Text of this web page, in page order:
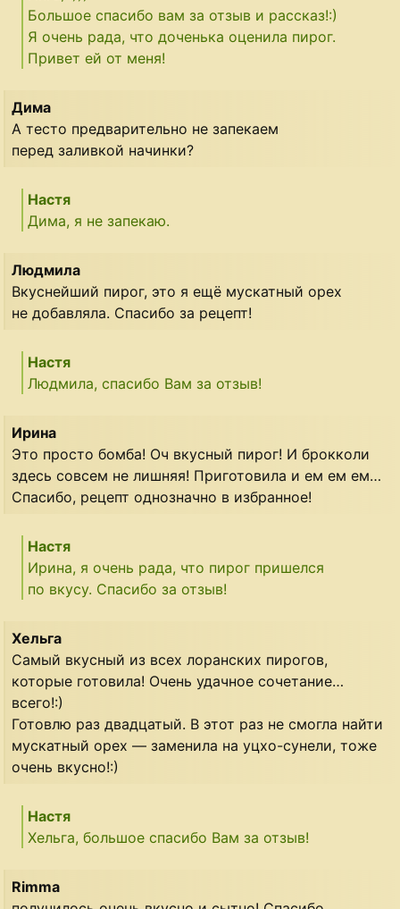
Большое спасибо вам за отзыв и рассказ!:)
Я очень рада, что доченька оценила пирог.
Привет ей от меня!
Дима
А тесто предварительно не запекаем
перед заливкой начинки?
Настя
Дима, я не запекаю.
Людмила
Вкуснейший пирог, это я ещё мускатный орех
не добавляла. Спасибо за рецепт!
Настя
Людмила, спасибо Вам за отзыв!
Ирина
Это просто бомба! Оч вкусный пирог! И брокколи
здесь совсем не лишняя! Приготовила и ем ем ем…
Спасибо, рецепт однозначно в избранное!
Настя
Ирина, я очень рада, что пирог пришелся
по вкусу. Спасибо за отзыв!
Хельга
Самый вкусный из всех лоранских пирогов,
которые готовила! Очень удачное сочетание…
всего!:)
Готовлю раз двадцатый. В этот раз не смогла найти
мускатный орех — заменила на уцхо-сунели, тоже
очень вкусно!:)
Настя
Хельга, большое спасибо Вам за отзыв!
Rimma